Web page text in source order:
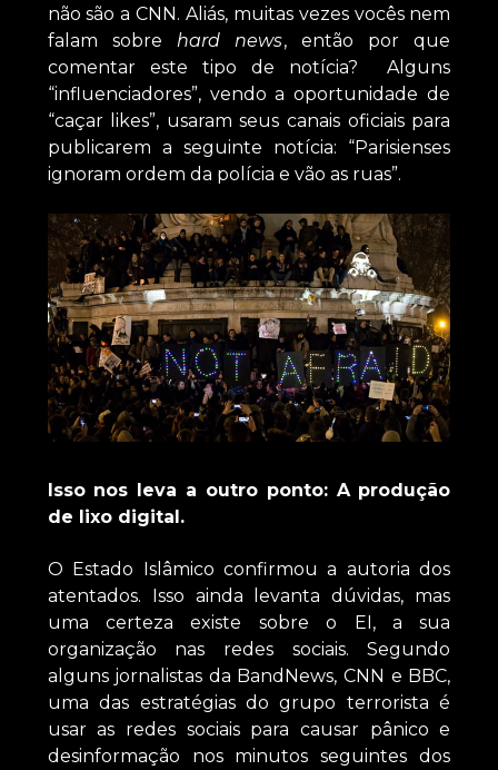
não são a CNN. Aliás, muitas vezes vocês nem
falam sobrehard news, então por que
comentar este tipo de notícia? Alguns
“influenciadores”, vendo a oportunidade de
“caçar likes”, usaram seus canais oficiais para
publicarem a seguinte notícia: “Parisienses
ignoram ordem da polícia e vão as ruas”.
Isso nos leva a outro ponto: A produção
de lixo digital.
O Estado Islâmico confirmou a autoria dos
atentados. Isso ainda levanta dúvidas, mas
uma certeza existe sobre o EI, a sua
organização nas redes sociais. Segundo
alguns jornalistas da BandNews, CNN e BBC,
uma das estratégias do grupo terrorista é
usar as redes sociais para causar pânico e
desinformação nos minutos seguintes dos